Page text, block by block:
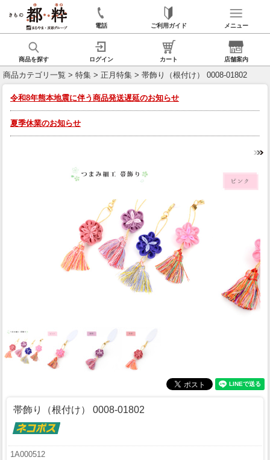
電話 ご利用ガイド メニュー
商品を探す ログイン カート 店舗案内
商品カテゴリ一覧 > 特集 > 正月特集 > 帯飾り（根付け） 0008-01802
令和8年熊本地震に伴う商品発送遅延のお知らせ
夏季休業のお知らせ
帯飾り（根付け） 0008-01802
1A000512